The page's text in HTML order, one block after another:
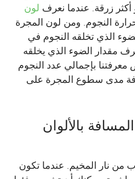
أكثر زرقة. عندما نعرف لون
النجوم. ومن لون المجرة
الذي تخلقه النجوم في
مقدار الضوء الذي يخلقه
بإجمالي عدد النجوم
مدى سطوع المجرة على
بالألوان
من نار المخيم. عندما تكون